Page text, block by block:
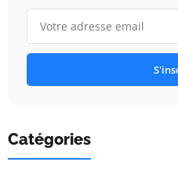
Catégories